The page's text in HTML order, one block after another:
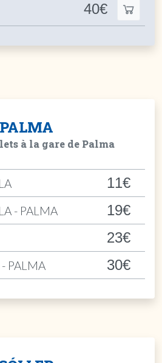
40€
PALMA
à la gare de Palma
11€
- PALMA 19€
23€
PALMA 30€